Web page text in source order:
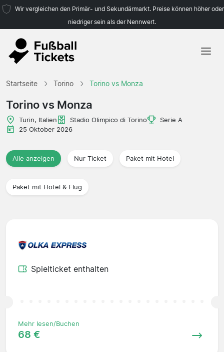
Wir vergleichen den Primär- und Sekundärmarkt. Preise können höher oder
niedriger sein als der Nennwert.
Startseite Torino Torino vs Monza
Torino vs Monza
Turin, Italien Stadio Olimpico di Torino
Serie A
25 Oktober 2026
Alle anzeigen Nur Ticket Paket mit Hotel
Paket mit Hotel & Flug
Spielticket enthalten
Mehr lesen/Buchen
68 €